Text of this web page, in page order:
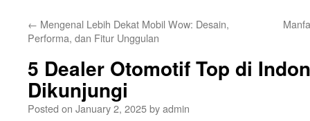
← Mengenal Lebih Dekat Mobil Wow: Desain,
Performa, dan Fitur Unggulan
5 Dealer Otomotif Top di
Dikunjungi
Posted on January 2, 2025byadmin